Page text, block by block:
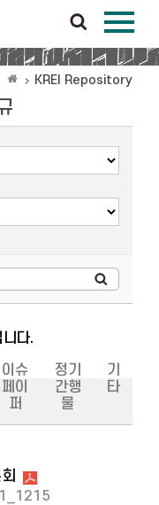
KREI Repository
다.
이슈
페이
퍼
정기
간행
물
기
타